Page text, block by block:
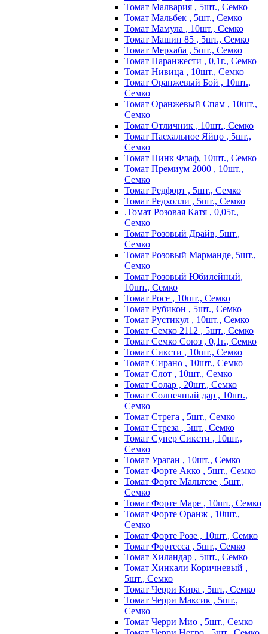
Томат Малвария , 5шт., Семко
Томат Мальбек , 5шт., Семко
Томат Мамула , 10шт., Семко
Томат Машин 85 , 5шт., Семко
Томат Мерхаба , 5шт., Семко
Томат Наранжести , 0,1г., Семко
Томат Нивица , 10шт., Семко
Томат Оранжевый Бой , 10шт.,
Семко
Томат Оранжевый Спам , 10шт.,
Семко
Томат Отличник , 10шт., Семко
Томат Пасхальное Яйцо , 5шт.,
Семко
Томат Пинк Флаф, 10шт., Семко
Томат Премиум 2000 , 10шт.,
Семко
Томат Редфорт , 5шт., Семко
Томат Редхолли , 5шт., Семко
.Томат Розовая Катя , 0,05г.,
Семко
Томат Розовый Драйв, 5шт.,
Семко
Томат Розовый Марманде, 5шт.,
Семко
Томат Розовый Юбилейный,
10шт., Семко
Томат Росе , 10шт., Семко
Томат Рубикон , 5шт., Семко
Томат Рустикул , 10шт., Семко
Томат Семко 2112 , 5шт., Семко
Томат Семко Союз , 0,1г., Семко
Томат Сиксти , 10шт., Семко
Томат Сирано , 10шт., Семко
Томат Слот , 10шт., Семко
Томат Солар , 20шт., Семко
Томат Солнечный дар , 10шт.,
Семко
Томат Стрега , 5шт., Семко
Томат Стреза , 5шт., Семко
Томат Супер Сиксти , 10шт.,
Семко
Томат Ураган , 10шт., Семко
Томат Форте Акко , 5шт., Семко
Томат Форте Мальтезе , 5шт.,
Семко
Томат Форте Маре , 10шт., Семко
Томат Форте Оранж , 10шт.,
Семко
Томат Форте Розе , 10шт., Семко
Томат Фортесса , 5шт., Семко
Томат Хиландар , 5шт., Семко
Томат Хинкали Коричневый ,
5шт., Семко
Томат Черри Кира , 5шт., Семко
Томат Черри Максик , 5шт.,
Семко
Томат Черри Мио , 5шт., Семко